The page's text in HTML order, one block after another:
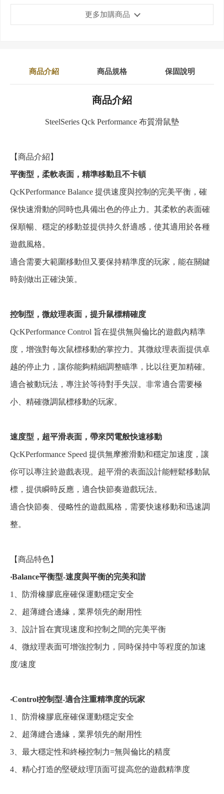
更多加購商品
商品介紹 商品規格 保固說明
商品介紹
SteelSeries Qck Performance 布質滑鼠墊
【商品介紹】
平衡型，柔軟表面，精準移動且不卡頓
QcKPerformance Balance 提供速度與控制的完美平衡，確
保快速滑動的同時也具備出色的停止力。其柔軟的表面確
保順暢、穩定的移動並提供持久舒適感，使其適用於各種
遊戲風格。
適合需要大範圍移動但又要保持精準度的玩家，能在關鍵
時刻做出正確決策。
控制型，微紋理表面，提升鼠標精確度
QcKPerformance Control 旨在提供無與倫比的遊戲內精準
度，增強對每次鼠標移動的掌控力。其微紋理表面提供卓
越的停止力，讓你能夠精細調整瞄準，比以往更加精確。
適合被動玩法，專注於等待對手失誤。非常適合需要極
小、精確微調鼠標移動的玩家。
速度型，超平滑表面，帶來閃電般快速移動
QcKPerformance Speed 提供無摩擦滑動和穩定加速度，讓
你可以專注於遊戲表現。超平滑的表面設計能輕鬆移動鼠
標，提供瞬時反應，適合快節奏遊戲玩法。
適合快節奏、侵略性的遊戲風格，需要快速移動和迅速調
整。
【商品特色】
‧Balance平衡型-速度與平衡的完美和諧
1、防滑橡膠底座確保運動穩定安全
2、超薄縫合邊緣，業界領先的耐用性
3、設計旨在實現速度和控制之間的完美平衡
4、微紋理表面可增強控制力，同時保持中等程度的加速
度/速度
‧Control控制型-適合注重精準度的玩家
1、防滑橡膠底座確保運動穩定安全
2、超薄縫合邊緣，業界領先的耐用性
3、最大穩定性和終極控制力=無與倫比的精度
4、精心打造的堅硬紋理頂面可提高您的遊戲精準度